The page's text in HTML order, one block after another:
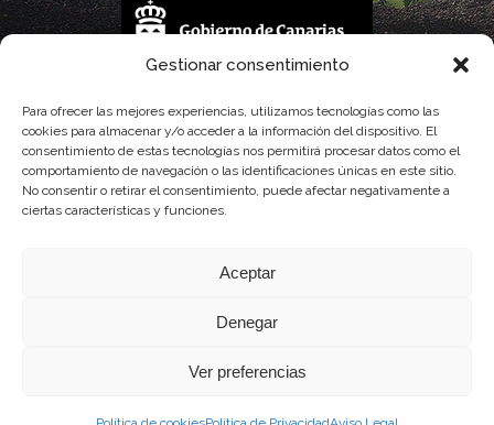
Gestionar consentimiento
Para ofrecer las mejores experiencias, utilizamos tecnologías como las
cookies para almacenar y/o acceder a la información del dispositivo. El
consentimiento de estas tecnologías nos permitirá procesar datos como el
comportamiento de navegación o las identificaciones únicas en este sitio.
No consentir o retirar el consentimiento, puede afectar negativamente a
ciertas características y funciones.
Aceptar
Denegar
Ver preferencias
parcialmente, por el Gobierno de Canarias
con fondos provenientes del presupuesto de gastos del Instituto Canario de
Calidad Agroalimentaria